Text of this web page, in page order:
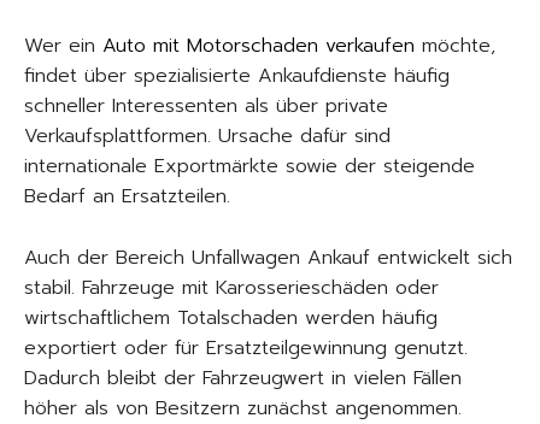
Wer ein Auto mit Motorschaden verkaufen möchte,
findet über spezialisierte Ankaufdienste häufig
schneller Interessenten als über private
Verkaufsplattformen. Ursache dafür sind
internationale Exportmärkte sowie der steigende
Bedarf an Ersatzteilen.
Auch der Bereich Unfallwagen Ankauf entwickelt sich
stabil. Fahrzeuge mit Karosserieschäden oder
wirtschaftlichem Totalschaden werden häufig
exportiert oder für Ersatzteilgewinnung genutzt.
Dadurch bleibt der Fahrzeugwert in vielen Fällen
höher als von Besitzern zunächst angenommen.